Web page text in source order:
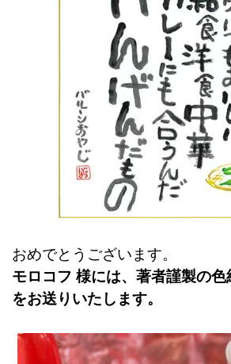
おめでとうございます。
モロコフ 様には、著者謹製の
をお送りいたします。